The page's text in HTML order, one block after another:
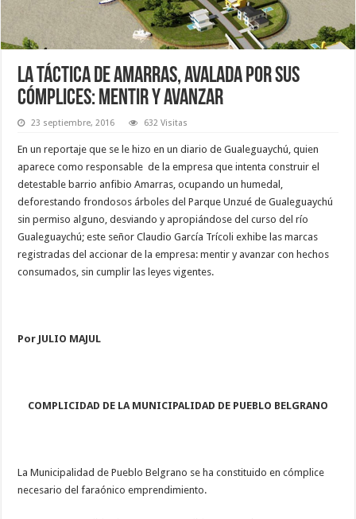
La táctica de Amarras, avalada por sus
cómplices: mentir y avanzar
23 septiembre, 2016 632 Visitas
En un reportaje que se le hizo en un diario de Gualeguaychú, quien
aparece como responsable de la empresa que intenta construir el
detestable barrio anfibio Amarras, ocupando un humedal,
deforestando frondosos árboles del Parque Unzué de Gualeguaychú
sin permiso alguno, desviando y apropiándose del curso del río
Gualeguaychú; este señor Claudio García Trícoli exhibe las marcas
registradas del accionar de la empresa: mentir y avanzar con hechos
consumados, sin cumplir las leyes vigentes.
Por JULIO MAJUL
COMPLICIDAD DE LA MUNICIPALIDAD DE PUEBLO BELGRANO
La Municipalidad de Pueblo Belgrano se ha constituido en cómplice
necesario del faraónico emprendimiento.